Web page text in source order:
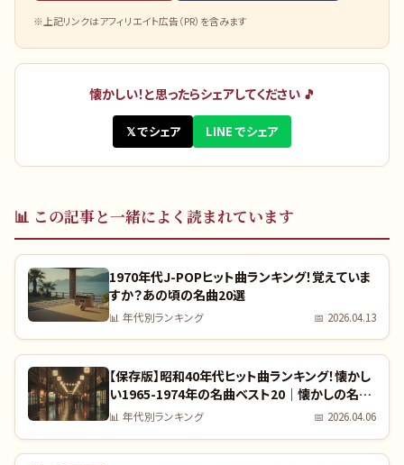
※上記リンクはアフィリエイト広告（PR）を含みます
懐かしい！と思ったらシェアしてください 🎵
𝕏 でシェア LINE でシェア
📊 この記事と一緒によく読まれています
1970年代J-POPヒット曲ランキング！覚えていま
すか？あの頃の名曲20選
📊 年代別ランキング 📅 2026.04.13
【保存版】昭和40年代ヒット曲ランキング！懐かし
い1965-1974年の名曲ベスト20｜懐かしの名曲
完全リスト
📊 年代別ランキング 📅 2026.04.06